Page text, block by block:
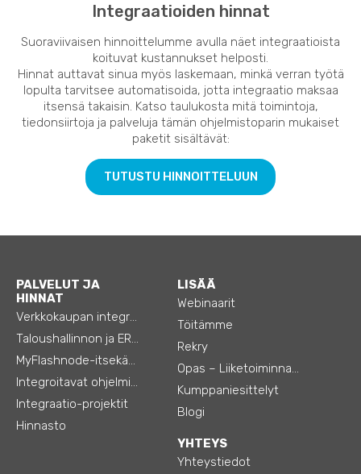
Integraatioiden hinnat
Suoraviivaisen hinnoittelumme avulla näet integraatioista
koituvat kustannukset helposti.
Hinnat auttavat sinua myös laskemaan, minkä verran työtä
lopulta tarvitsee automatisoida, jotta integraatio maksaa
itsensä takaisin. Katso taulukosta mitä toimintoja,
tiedonsiirtoja ja palveluja tämän ohjelmistoparin mukaiset
paketit sisältävät:
TUTUSTU HINNOITTELUUN
PALVELUT JA
HINNAT
Verkkokaupan integraatiot
Taloushallinnon ja ERP:n integraatiot
MyFlashnode-itsekäyttö-automaatio
Integroitavat ohjelmistot
Integraatio-projektit
Hinnasto
LISÄÄ
Webinaarit
Töitämme
Rekry
Opas – Liiketoiminnan tehostamiseen
Kumppaniesittelyt
Blogi
YHTEYS
Yhteystiedot